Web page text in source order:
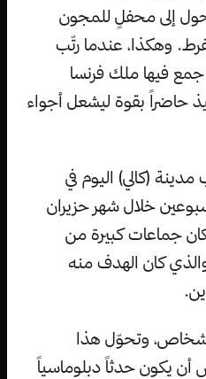
إلى محفلٍ للمجون
وهكذا، عندما رتّب
فيها ملك فرنسا
حاضراً بقوة ليشعل أجواء
(كالي) اليوم في
خلال شهر حزيران
الملكان جماعات كبيرة من
كان الهدف منه
وتحوّل هذا
يكون حدثاً دبلوماسياً